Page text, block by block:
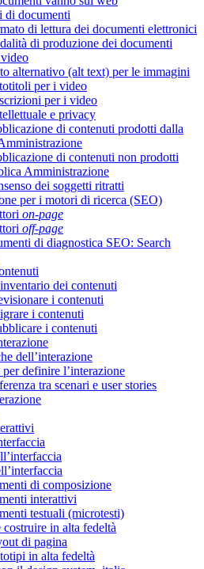
di documenti
di lettura dei documenti elettronici
di produzione dei documenti
alternativo (alt text) per le immagini
per i video
per i video
e privacy
di contenuti prodotti dalla
di contenuti non prodotti
Amministrazione
dei soggetti ritratti
per i motori di ricerca (SEO)
on-page
off-page
di diagnostica SEO: Search
dei contenuti
i contenuti
i contenuti
i contenuti
dell’interazione
definire l’interazione
tra scenari e user stories
di composizione
interattivi
testuali (microtesti)
costruire in alta fedeltà
di pagina
in alta fedeltà